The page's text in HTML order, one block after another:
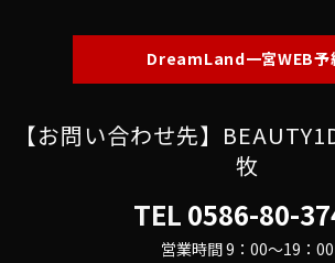
DreamLand一宮WEB予
【お問い合わせ先】
牧
TEL 0586-80-
営業時間 9：00～19：00